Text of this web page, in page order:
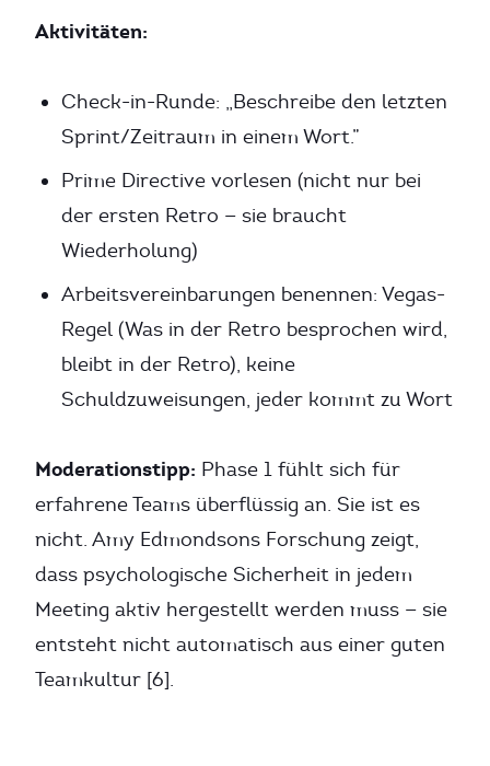
Aktivitäten:
Check-in-Runde: „Beschreibe den letzten
Sprint/Zeitraum in einem Wort.”
Prime Directive vorlesen (nicht nur bei
der ersten Retro — sie braucht
Wiederholung)
Arbeitsvereinbarungen benennen: Vegas-
Regel (Was in der Retro besprochen wird,
bleibt in der Retro), keine
Schuldzuweisungen, jeder kommt zu Wort
Moderationstipp: Phase 1 fühlt sich für
erfahrene Teams überflüssig an. Sie ist es
nicht. Amy Edmondsons Forschung zeigt,
dass psychologische Sicherheit in jedem
Meeting aktiv hergestellt werden muss — sie
entsteht nicht automatisch aus einer guten
Teamkultur [6].